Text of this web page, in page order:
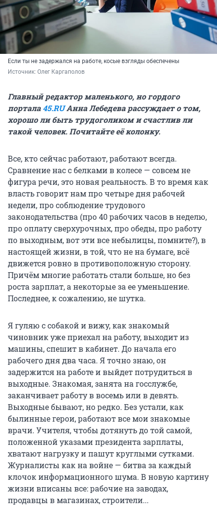
Если ты не задержался на работе, косые взгляды обеспечены
Источник: Олег Каргаполов
Главный редактор маленького, но гордого
портала45.RUАнна Лебедева рассуждает о том,
хорошо ли быть трудоголиком и счастлив ли
такой человек. Почитайте её колонку.
Все, кто сейчас работают, работают всегда.
Сравнение нас с белками в колесе — совсем не
фигура речи, это новая реальность. В то время как
власть говорит нам про четыре дня рабочей
недели, про соблюдение трудового
законодательства (про 40 рабочих часов в неделю,
про оплату сверхурочных, про обеды, про работу
по выходным, вот эти все небылицы, помните?), в
настоящей жизни, в той, что не на бумаге, всё
движется ровно в противоположную сторону.
Причём многие работать стали больше, но без
роста зарплат, а некоторые за ее уменьшение.
Последнее, к сожалению, не шутка.
Я гуляю с собакой и вижу, как знакомый
чиновник уже приехал на работу, выходит из
машины, спешит в кабинет. До начала его
рабочего дня два часа. Я точно знаю, он
задержится на работе и выйдет потрудиться в
выходные. Знакомая, занята на госслужбе,
заканчивает работу в восемь или в девять.
Выходные бывают, но редко. Без устали, как
былинные герои, работают все мои знакомые
врачи. Учителя, чтобы дотянуть до той самой,
положенной указами президента зарплаты,
хватают нагрузку и пашут круглыми сутками.
Журналисты как на войне — битва за каждый
клочок информационного шума. В новую картину
жизни вписаны все: рабочие на заводах,
продавцы в магазинах, строители...